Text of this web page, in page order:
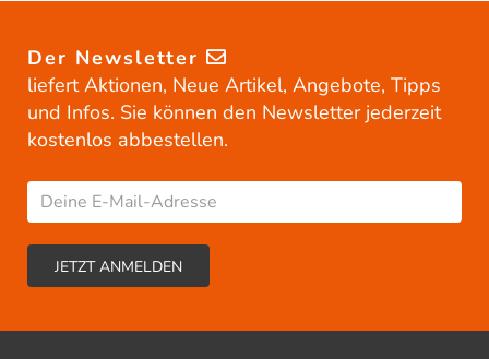
Der Newsletter
liefert Aktionen, Neue Artikel, Angebote, Tipps
und Infos. Sie können den Newsletter jederzeit
kostenlos abbestellen.